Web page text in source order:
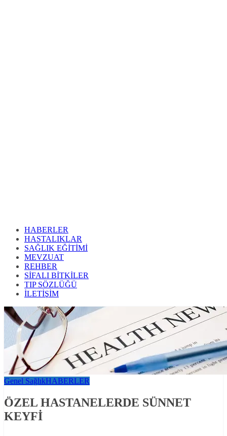
HABERLER
HASTALIKLAR
SAĞLIK EĞİTİMİ
MEVZUAT
REHBER
SİFALI BİTKİLER
TIP SÖZLÜĞÜ
İLETİŞİM
Genel SağlıkHABERLER
ÖZEL HASTANELERDE SÜNNET
KEYFİ